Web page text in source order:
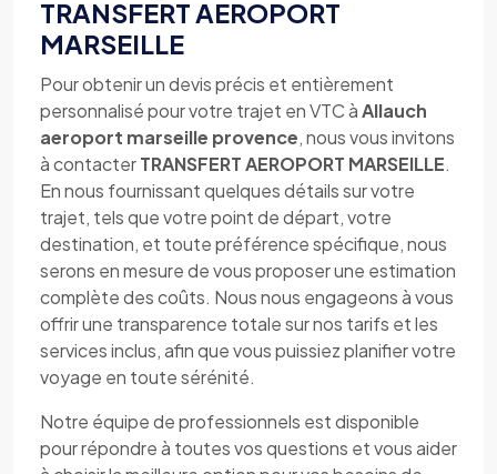
TRANSFERT AEROPORT
MARSEILLE
Pour obtenir un devis précis et entièrement
personnalisé pour votre trajet en VTC àAllauch
aeroport marseille provence, nous vous invitons
à contacterTRANSFERT AEROPORT MARSEILLE.
En nous fournissant quelques détails sur votre
trajet, tels que votre point de départ, votre
destination, et toute préférence spécifique, nous
serons en mesure de vous proposer une estimation
complète des coûts. Nous nous engageons à vous
offrir une transparence totale sur nos tarifs et les
services inclus, afin que vous puissiez planifier votre
voyage en toute sérénité.
Notre équipe de professionnels est disponible
pour répondre à toutes vos questions et vous aider